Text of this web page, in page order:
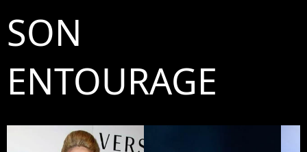
SON
ENTOURAGE